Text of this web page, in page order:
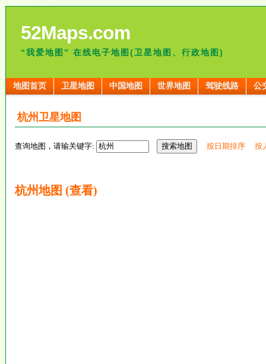
52Maps.com
“我爱地图” 在线电子地图(卫星地图、行政地图)
地图首页 卫星地图 中国地图 世界地图 驾驶线路 公
杭州卫星地图
查询地图，请输关键字: 按日期排序 按
杭州地图 (查看)